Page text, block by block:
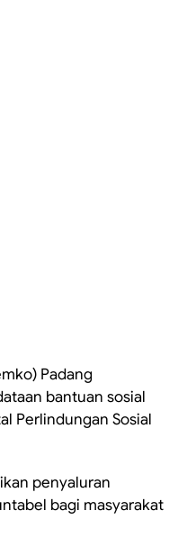
Padang
bantuan sosial
Perlindungan Sosial
penyaluran
bagi masyarakat